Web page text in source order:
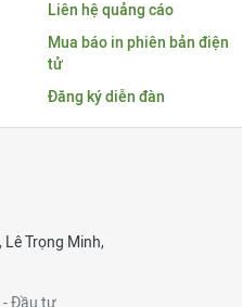
Liên hệ quảng cáo
Mua báo in phiên bản điện
tử
Đăng ký diễn đàn
, Lê Trọng Minh,
- Đầu tư